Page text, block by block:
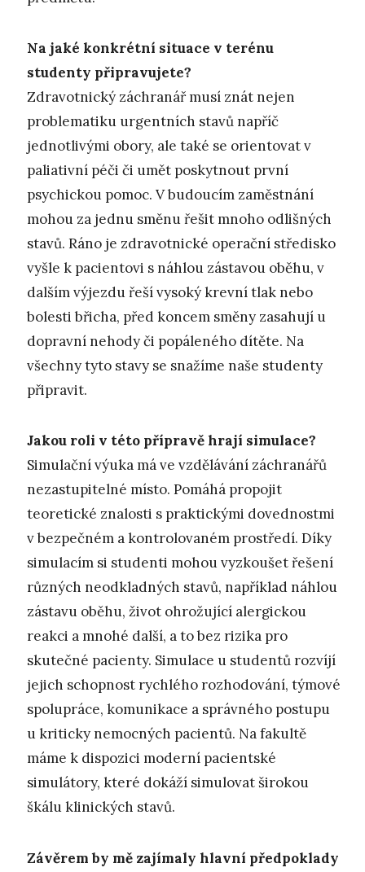
Na jaké konkrétní situace v terénu
studenty připravujete?
Zdravotnický záchranář musí znát nejen
problematiku urgentních stavů napříč
jednotlivými obory, ale také se orientovat v
paliativní péči či umět poskytnout první
psychickou pomoc. V budoucím zaměstnání
mohou za jednu směnu řešit mnoho odlišných
stavů. Ráno je zdravotnické operační středisko
vyšle k pacientovi s náhlou zástavou oběhu, v
dalším výjezdu řeší vysoký krevní tlak nebo
bolesti břicha, před koncem směny zasahují u
dopravní nehody či popáleného dítěte. Na
všechny tyto stavy se snažíme naše studenty
připravit.
Jakou roli v této přípravě hrají simulace?
Simulační výuka má ve vzdělávání záchranářů
nezastupitelné místo. Pomáhá propojit
teoretické znalosti s praktickými dovednostmi
v bezpečném a kontrolovaném prostředí. Díky
simulacím si studenti mohou vyzkoušet řešení
různých neodkladných stavů, například náhlou
zástavu oběhu, život ohrožující alergickou
reakci a mnohé další, a to bez rizika pro
skutečné pacienty. Simulace u studentů rozvíjí
jejich schopnost rychlého rozhodování, týmové
spolupráce, komunikace a správného postupu
u kriticky nemocných pacientů. Na fakultě
máme k dispozici moderní pacientské
simulátory, které dokáží simulovat širokou
škálu klinických stavů.
Závěrem by mě zajímaly hlavní předpoklady